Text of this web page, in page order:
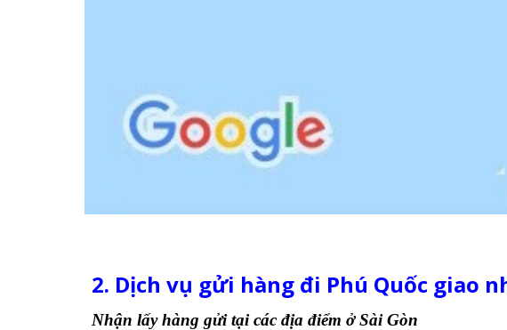
2. Dịch vụ gửi hàng đi Phú Quốc giao
Nhận lấy hàng gửi tại các địa điểm ở Sài Gòn